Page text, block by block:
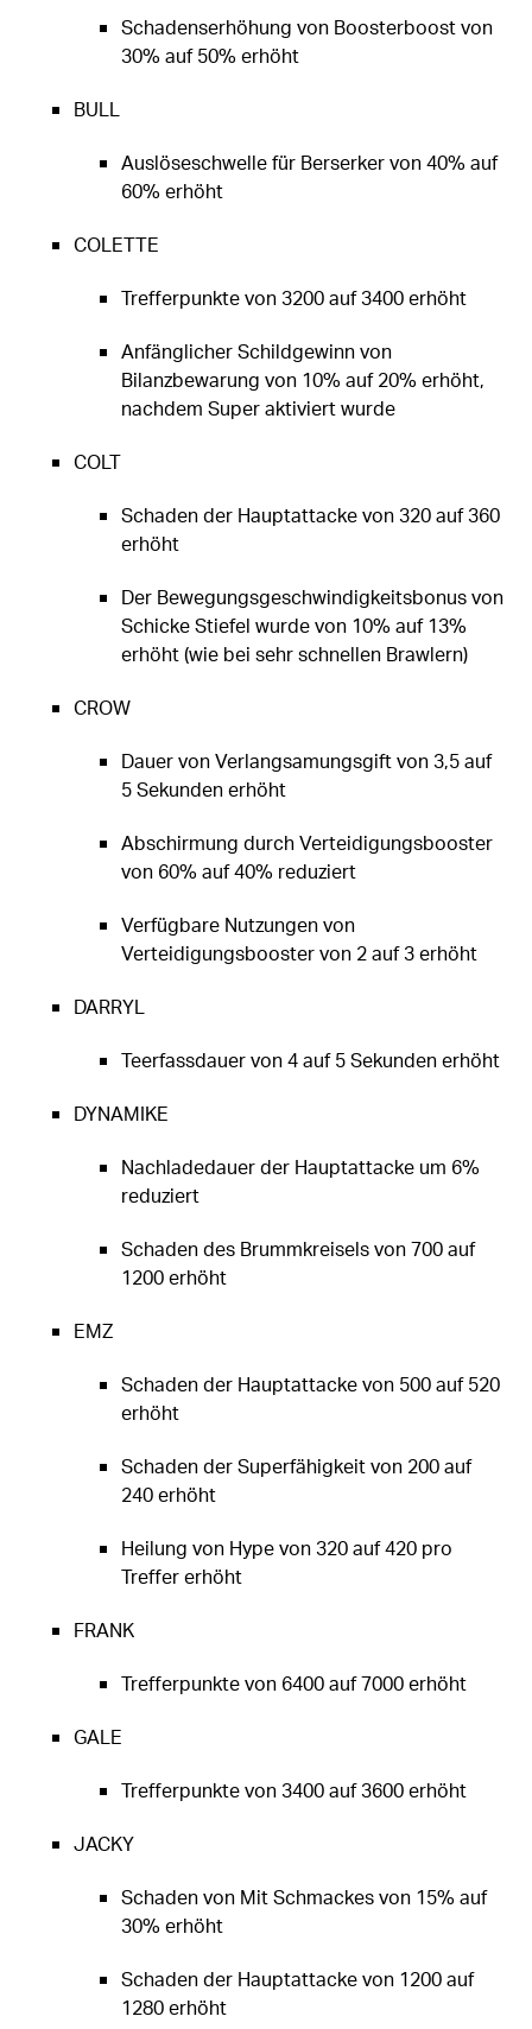
Schadenserhöhung von Boosterboost von
30% auf 50% erhöht
BULL
Auslöseschwelle für Berserker von 40% auf
60% erhöht
COLETTE
Trefferpunkte von 3200 auf 3400 erhöht
Anfänglicher Schildgewinn von
Bilanzbewarung von 10% auf 20% erhöht,
nachdem Super aktiviert wurde
COLT
Schaden der Hauptattacke von 320 auf 360
erhöht
Der Bewegungsgeschwindigkeitsbonus von
Schicke Stiefel wurde von 10% auf 13%
erhöht (wie bei sehr schnellen Brawlern)
CROW
Dauer von Verlangsamungsgift von 3,5 auf
5 Sekunden erhöht
Abschirmung durch Verteidigungsbooster
von 60% auf 40% reduziert
Verfügbare Nutzungen von
Verteidigungsbooster von 2 auf 3 erhöht
DARRYL
Teerfassdauer von 4 auf 5 Sekunden erhöht
DYNAMIKE
Nachladedauer der Hauptattacke um 6%
reduziert
Schaden des Brummkreisels von 700 auf
1200 erhöht
EMZ
Schaden der Hauptattacke von 500 auf 520
erhöht
Schaden der Superfähigkeit von 200 auf
240 erhöht
Heilung von Hype von 320 auf 420 pro
Treffer erhöht
FRANK
Trefferpunkte von 6400 auf 7000 erhöht
GALE
Trefferpunkte von 3400 auf 3600 erhöht
JACKY
Schaden von Mit Schmackes von 15% auf
30% erhöht
Schaden der Hauptattacke von 1200 auf
1280 erhöht